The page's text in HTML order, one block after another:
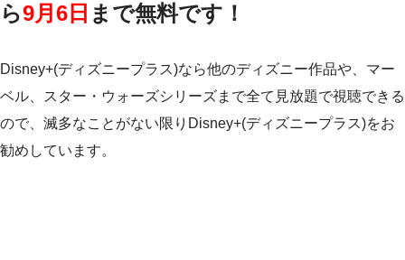
ら9月6日 まで無料です！
Disney+(ディズニープラス)なら他のディズニー作品や、マー
ベル、スター・ウォーズシリーズまで全て見放題で視聴できる
ので、滅多なことがない限りDisney+(ディズニープラス)をお
勧めしています。